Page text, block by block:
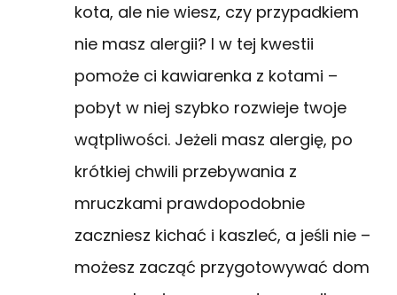
kota, ale nie wiesz, czy przypadkiem
nie masz alergii? I w tej kwestii
pomoże ci kawiarenka z kotami –
pobyt w niej szybko rozwieje twoje
wątpliwości. Jeżeli masz alergię, po
krótkiej chwili przebywania z
mruczkami prawdopodobnie
zaczniesz kichać i kaszleć, a jeśli nie –
możesz zacząć przygotowywać dom